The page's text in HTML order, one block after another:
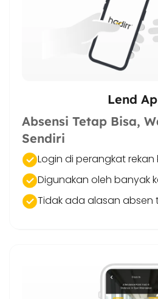
Lend
Absensi Tetap Bisa,
Sendiri
Login di perangkat rekan
Digunakan oleh banyak
Tidak ada alasan absen